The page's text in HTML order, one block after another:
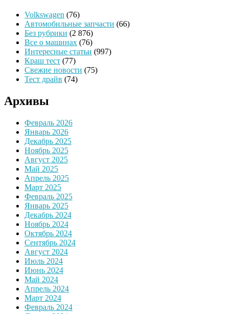
Volkswagen (76)
Автомобильные запчасти (66)
Без рубрики (2 876)
Все о машинах (76)
Интересные статьи (997)
Краш тест (77)
Свежие новости (75)
Тест драйв (74)
Архивы
Февраль 2026
Январь 2026
Декабрь 2025
Ноябрь 2025
Август 2025
Май 2025
Апрель 2025
Март 2025
Февраль 2025
Январь 2025
Декабрь 2024
Ноябрь 2024
Октябрь 2024
Сентябрь 2024
Август 2024
Июль 2024
Июнь 2024
Май 2024
Апрель 2024
Март 2024
Февраль 2024